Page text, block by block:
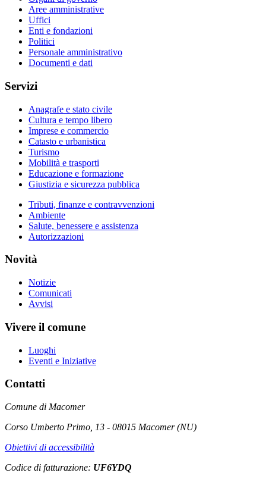
Aree amministrative
Uffici
Enti e fondazioni
Politici
Personale amministrativo
Documenti e dati
Servizi
Anagrafe e stato civile
Cultura e tempo libero
Imprese e commercio
Catasto e urbanistica
Turismo
Mobilità e trasporti
Educazione e formazione
Giustizia e sicurezza pubblica
Tributi, finanze e contravvenzioni
Ambiente
Salute, benessere e assistenza
Autorizzazioni
Novità
Notizie
Comunicati
Avvisi
Vivere il comune
Luoghi
Eventi e Iniziative
Contatti
Comune di Macomer
Corso Umberto Primo, 13 - 08015 Macomer (NU)
Obiettivi di accessibilità
Codice di fatturazione: UF6YDQ